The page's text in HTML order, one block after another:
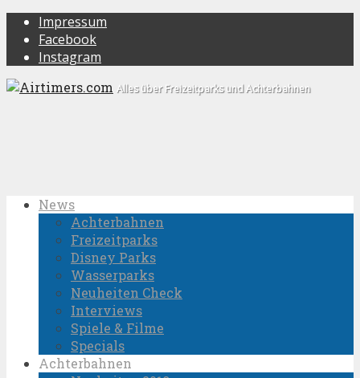
Impressum
Facebook
Instagram
Alles über Freizeitparks und Achterbahnen
News
Achterbahnen
Freizeitparks
Disney Parks
Wasserparks
Neuheiten Check
Interviews
Spiele & Filme
Specials
Achterbahnen